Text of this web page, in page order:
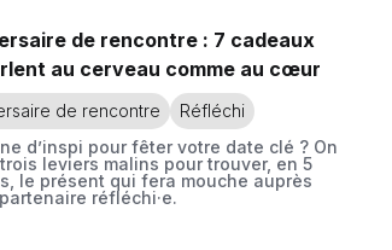
de rencontre : 7 cadeaux
au cerveau comme au cœur
de rencontre
Réfléchi
d’inspi pour fêter votre date clé ? On
leviers malins pour trouver, en 5
le présent qui fera mouche auprès
partenaire réfléchi·e.